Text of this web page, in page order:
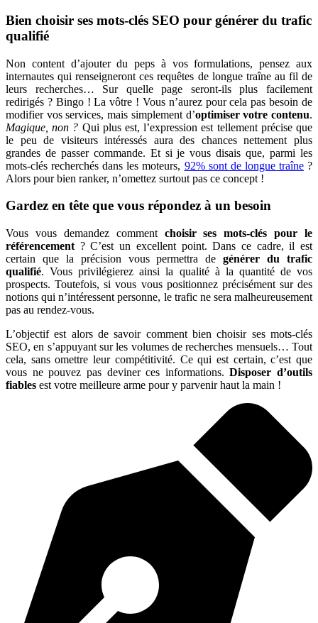
Bien choisir ses mots-clés SEO pour générer du trafic
qualifié
Non content d’ajouter du peps à vos formulations, pensez aux
internautes qui renseigneront ces requêtes de longue traîne au fil de
leurs recherches… Sur quelle page seront-ils plus facilement
redirigés ? Bingo ! La vôtre ! Vous n’aurez pour cela pas besoin de
modifier vos services, mais simplement d’optimiser votre contenu.
Magique, non ? Qui plus est, l’expression est tellement précise que
le peu de visiteurs intéressés aura des chances nettement plus
grandes de passer commande. Et si je vous disais que, parmi les
mots-clés recherchés dans les moteurs, 92% sont de longue traîne?
Alors pour bien ranker, n’omettez surtout pas ce concept !
Gardez en tête que vous répondez à un besoin
Vous vous demandez comment choisir ses mots-clés pour le
référencement ? C’est un excellent point. Dans ce cadre, il est
certain que la précision vous permettra degénérer du trafic
qualifié. Vous privilégierez ainsi la qualité à la quantité de vos
prospects. Toutefois, si vous vous positionnez précisément sur des
notions qui n’intéressent personne, le trafic ne sera malheureusement
pas au rendez-vous.
L’objectif est alors de savoir comment bien choisir ses mots-clés
SEO, en s’appuyant sur les volumes de recherches mensuels… Tout
cela, sans omettre leur compétitivité. Ce qui est certain, c’est que
vous ne pouvez pas deviner ces informations.Disposer d’outils
fiables est votre meilleure arme pour y parvenir haut la main !